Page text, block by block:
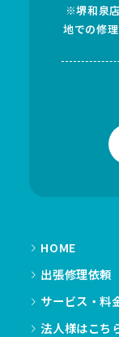
※堺和泉
地での修
HOME
出張修理依頼
サービス・料
法人様はこち